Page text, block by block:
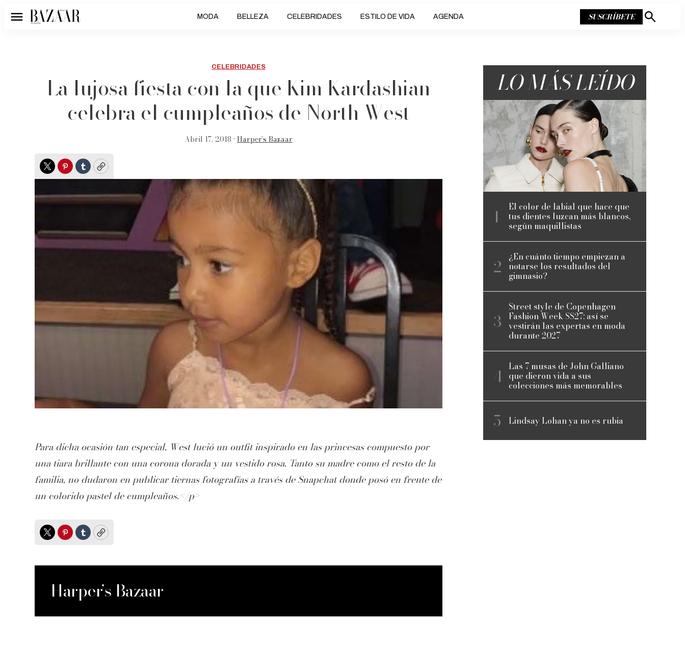
Menú MODA BELLEZA CELEBRIDADES ESTILO DE VIDA AGENDA SUSCRÍBETE
Mostrar
CELEBRIDADES
La lujosa fiesta con la que Kim Kardashian
celebra el cumpleaños de North West
Abril 17, 2018 • Harper’s Bazaar
TwitterPinterest
TumblrCopy
Para dicha ocasión tan especial, West lució un outfit inspirado en las princesas compuesto por
una tiara brillante con una corona dorada y un vestido rosa. Tanto su madre como el resto de la
familia, no dudaron en publicar tiernas fotografías a través de Snapchat donde posó en frente de
un colorido pastel de cumpleaños.</p>
TwitterPinterest
TumblrCopy
Harper’s Bazaar
LO MÁS LEÍDO
El color de labial que hace que
tus dientes luzcan más blancos,
según maquillistas
¿En cuánto tiempo empiezan a
notarse los resultados del
gimnasio?
Street style de Copenhagen
Fashion Week SS27: así se
vestirán las expertas en moda
durante 2027
Las 7 musas de John Galliano
que dieron vida a sus
colecciones más memorables
Lindsay Lohan ya no es rubia